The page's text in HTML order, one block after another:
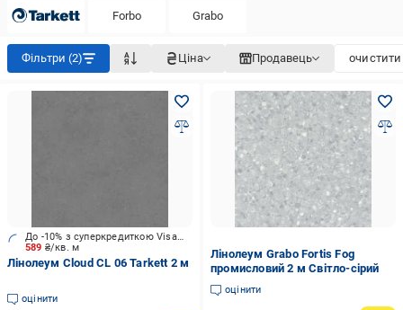
Forbo Grabo
Фільтри (2) Ціна Продавець очистити
589 ₴/кв. м
До -10% з суперкредиткою Visa Вигода
Лінолеум Cloud CL 06 Tarkett 2 м
оцінити
Лінолеум Grabo Fortis Fog
промисловий 2 м Світло-сірий
оцінити